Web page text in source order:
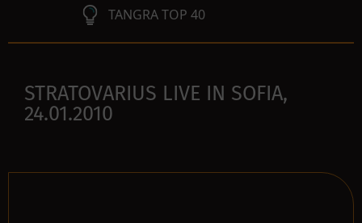
TANGRA TOP 40
STRATOVARIUS LIVE IN SOFIA,
24.01.2010